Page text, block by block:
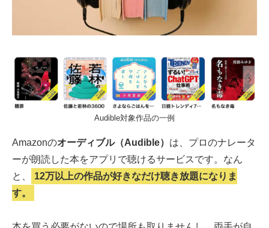
Audible対象作品の一例
Amazonのオーディブル（Audible） は、プロのナレータ
ーが朗読した本をアプリで聴けるサービスです。なん
と、
12万以上の作品が好きなだけ聴き放題になりま
す。